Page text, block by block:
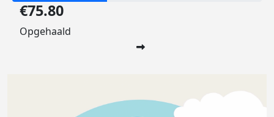
€75.80
Opgehaald